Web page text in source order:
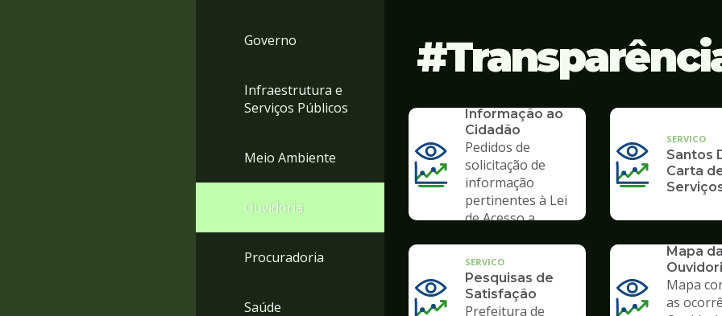
Governo
Infraestrutura e
Serviços Públicos
Meio Ambiente
Ouvidoria
Procuradoria
Saúde
Informação ao
Cidadão
Pedidos de
solicitação de
informação
pertinentes à Lei
de Acesso a
SERVICO
Santos
Carta
SERVICO
Pesquisas de
Satisfação
Prefeitura de
Mapa
Mapa
as